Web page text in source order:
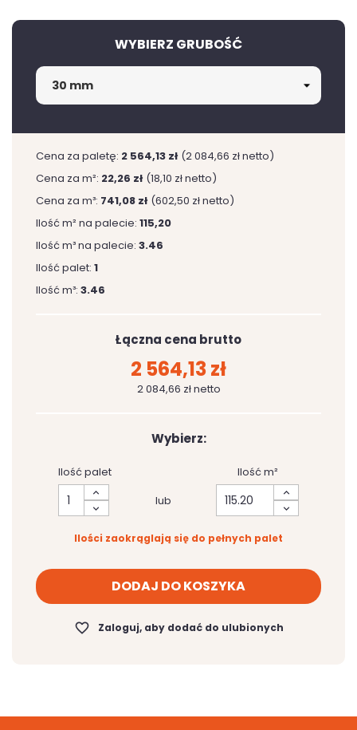
WYBIERZ GRUBOŚĆ
Cena za paletę: 2 564,13 zł (2 084,66 zł netto)
Cena za m²: 22,26 zł (18,10 zł netto)
Cena za m³: 741,08 zł (602,50 zł netto)
Ilość m² na palecie: 115,20
Ilość m³ na palecie: 3.46
Ilość palet: 1
Ilość m³: 3.46
Łączna cena brutto
2 564,13 zł
2 084,66 zł netto
Wybierz:
Ilość palet
lub
Ilość m²
Ilości zaokrąglają się do pełnych palet
DODAJ DO KOSZYKA
favorite_border Zaloguj, aby dodać do ulubionych